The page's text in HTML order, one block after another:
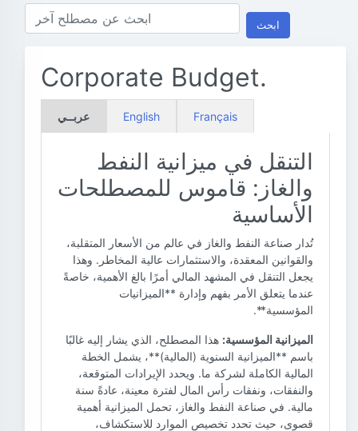
ابحث
Corporate Budget.
عربــي English Français
التنقل في ميزانية النفط
والغاز: قاموس للمصطلحات
الأساسية
تُدار صناعة النفط والغاز في عالم من الأسعار المتقلبة،
والقوانين المعقدة، والاستثمارات عالية المخاطر. وهذا
يجعل التنقل في المشهد المالي أمرًا بالغ الأهمية، خاصةً
عندما يتعلق الأمر بفهم وإدارة **الميزانيات
المؤسسية**.
الميزانية المؤسسية: هذا المصطلح، الذي يشار إليه غالبًا
باسم **الميزانية السنوية (المالية)**، يشمل الخطة
المالية الكاملة لشركة ما. ويحدد الإيرادات المتوقعة،
والنفقات، ونفقات رأس المال لفترة معينة، عادةً سنة
مالية. في صناعة النفط والغاز، تحمل الميزانية أهمية
قصوى، حيث تحدد تخصيص الموارد للاستكشاف،